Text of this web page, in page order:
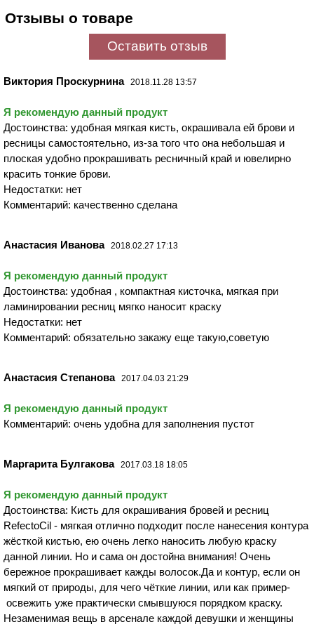
Отзывы о товаре
Оставить отзыв
Виктория Проскурнина 2018.11.28 13:57
Я рекомендую данный продукт
Достоинства: удобная мягкая кисть, окрашивала ей брови и
ресницы самостоятельно, из-за того что она небольшая и
плоская удобно прокрашивать ресничный край и ювелирно
красить тонкие брови.
Недостатки: нет
Комментарий: качественно сделана
Анастасия Иванова 2018.02.27 17:13
Я рекомендую данный продукт
Достоинства: удобная , компактная кисточка, мягкая при
ламинировании ресниц мягко наносит краску
Недостатки: нет
Комментарий: обязательно закажу еще такую,советую
Анастасия Степанова 2017.04.03 21:29
Я рекомендую данный продукт
Комментарий: очень удобна для заполнения пустот
Маргарита Булгакова 2017.03.18 18:05
Я рекомендую данный продукт
Достоинства: Кисть для окрашивания бровей и ресниц
RefectoCil - мягкая отлично подходит после нанесения контура
жёсткой кистью, ею очень легко наносить любую краску
данной линии. Но и сама он достойна внимания! Очень
бережное прокрашивает кажды волосок.Да и контур, если он
мягкий от природы, для чего чёткие линии, или как пример-
освежить уже практически смывшуюся порядком краску.
Незаменимая вещь в арсенале каждой девушки и женщины